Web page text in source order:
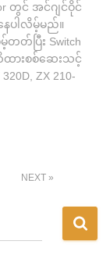
တွင် အင်ဂျင်ဝိုင်
နေပါလိမ့်မည်။
တတ်ပြီး Switch
းစစ်ဆေးသင့်
ZX 210-
NEXT